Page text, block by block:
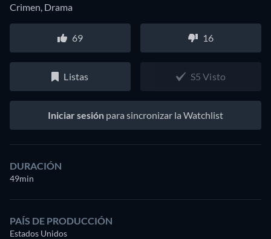
Crimen, Drama
69 16
Listas S5 Visto
Iniciar sesión para sincronizar la Watchlist
DURACIÓN
49min
PAÍS DE PRODUCCIÓN
Estados Unidos